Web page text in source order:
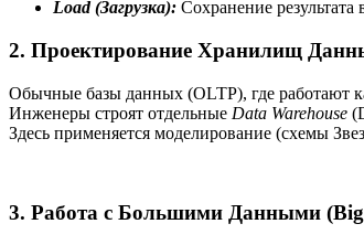
Load (Загрузка): Сохранение
2. Проектирование Хранилищ
Обычные базы данных (OLTP), где работают
Инженеры строят отдельные Data Warehouse
Здесь применяется моделирование (схемы
3. Работа с Большими Данными